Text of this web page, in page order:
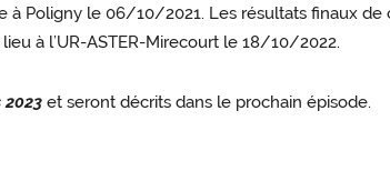
à Poligny le 06/10/2021. Les résultats finaux de
à l’UR-ASTER-Mirecourt le 18/10/2022.
2023et seront décrits dans le prochain épisode.